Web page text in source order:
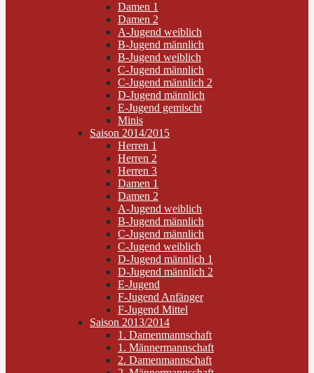
Damen 1
Damen 2
A-Jugend weiblich
B-Jugend männlich
B-Jugend weiblich
C-Jugend männlich
C-Jugend männlich 2
D-Jugend männlich
E-Jugend gemischt
Minis
Saison 2014/2015
Herren 1
Herren 2
Herren 3
Damen 1
Damen 2
A-Jugend weiblich
B-Jugend männlich
C-Jugend männlich
C-Jugend weiblich
D-Jugend männlich 1
D-Jugend männlich 2
E-Jugend
F-Jugend Anfänger
F-Jugend Mittel
Saison 2013/2014
1. Damenmannschaft
1. Männermannschaft
2. Damenmannschaft